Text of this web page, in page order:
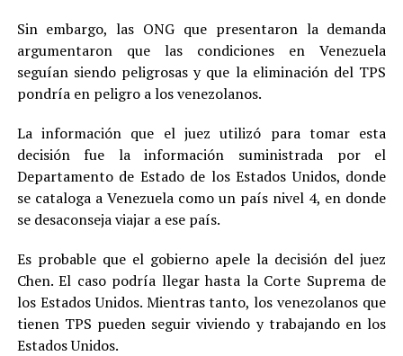
Sin embargo, las ONG que presentaron la demanda
argumentaron que las condiciones en Venezuela
seguían siendo peligrosas y que la eliminación del TPS
pondría en peligro a los venezolanos.
La información que el juez utilizó para tomar esta
decisión fue la información suministrada por el
Departamento de Estado de los Estados Unidos, donde
se cataloga a Venezuela como un país nivel 4, en donde
se desaconseja viajar a ese país.
Es probable que el gobierno apele la decisión del juez
Chen. El caso podría llegar hasta la Corte Suprema de
los Estados Unidos. Mientras tanto, los venezolanos que
tienen TPS pueden seguir viviendo y trabajando en los
Estados Unidos.